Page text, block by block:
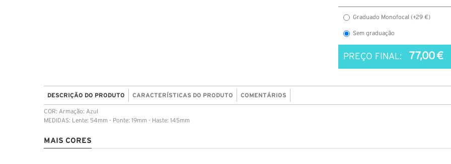
Graduado Monofocal (+29 €)
Sem graduação
PREÇO FINAL: 77,00 €
DESCRIÇÃO DO PRODUTO CARACTERÍSTICAS DO PRODUTO COMENTÁRIOS
COR: Armação: Azul
MEDIDAS: Lente: 54mm - Ponte: 19mm - Haste: 145mm
MAIS CORES